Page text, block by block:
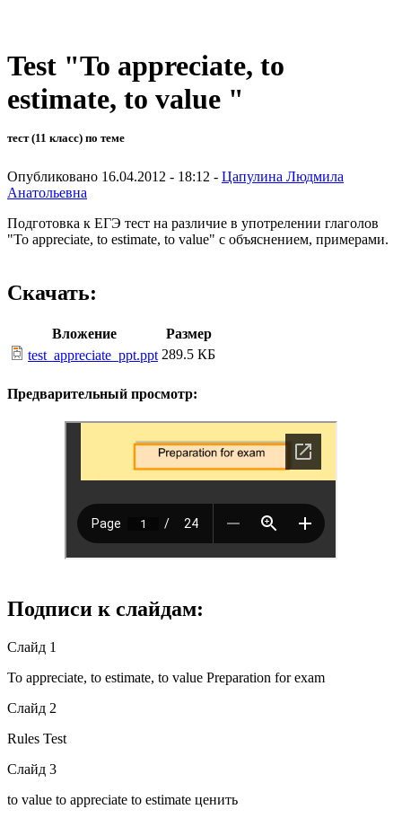
Test "To appreciate, to
estimate, to value "
тест (11 класс) по теме
Опубликовано 16.04.2012 - 18:12 - Цапулина Людмила
Анатольевна
Подготовка к ЕГЭ тест на различие в употрелении глаголов
"To appreciate, to estimate, to value" с объяснением, примерами.
Скачать:
Вложение
Размер
test_appreciate_ppt.ppt 289.5 КБ
Предварительный просмотр:
Подписи к слайдам:
Слайд 1
To appreciate, to estimate, to value Preparation for exam
Слайд 2
Rules Test
Слайд 3
to value to appreciate to estimate ценить